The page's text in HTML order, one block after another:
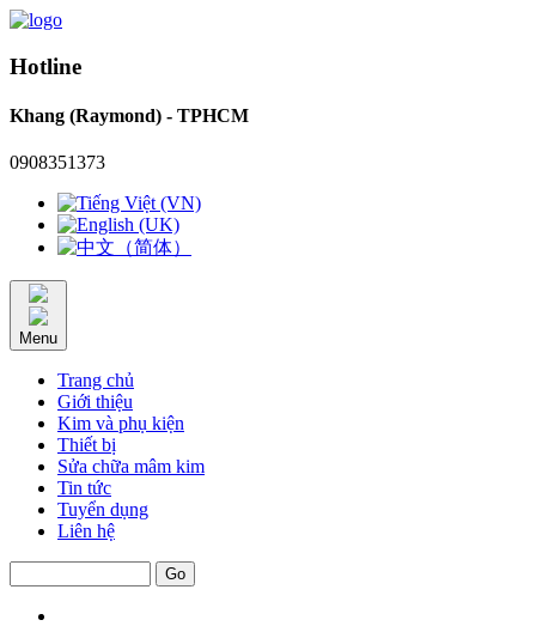
Hotline
Khang (Raymond) - TPHCM
0908351373
Menu
Trang chủ
Giới thiệu
Kim và phụ kiện
Thiết bị
Sửa chữa mâm kim
Tin tức
Tuyển dụng
Liên hệ